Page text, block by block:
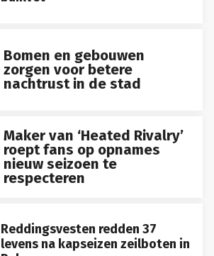
zorgen voor betere
nachtrust in de stad
roept fans op opnames
nieuw seizoen te
respecteren
levens na kapseizen zeilboten in
Polen